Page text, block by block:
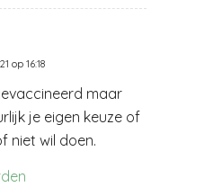
op 16:18
maar
je eigen keuze of
niet wil doen.